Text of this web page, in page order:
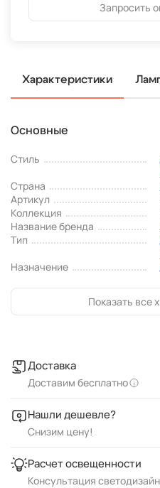
Запросить
Характеристики
Основные
Стиль
Страна
Артикул
Коллекция
Название бренда
Тип
Назначение
Показать все
Доставка
Доставим бесплатно
Нашли дешевле?
Снизим цену!
Расчет освещенности
Консультация